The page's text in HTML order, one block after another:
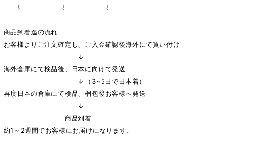
⇩ ⇩ ⇩
商品到着迄の流れ
お客様よりご注文確定し、ご入金確認後海外にて買い付け
↓
海外倉庫にて検品後、日本に向けて発送
↓（3~5日で日本着）
再度日本の倉庫にて検品、梱包後お客様へ発送
↓
商品到着
約1～2週間でお客様にお届けになります。